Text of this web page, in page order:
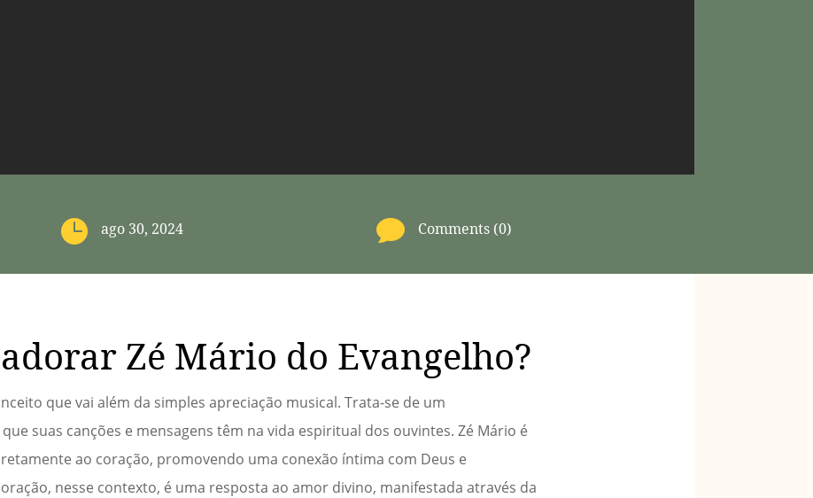
 ago 30, 2024  Comments (0)
Zé Mário do Evangelho?
que vai além da simples apreciação musical. Trata-se de um
suas canções e mensagens têm na vida espiritual dos ouvintes. Zé Mário é
ao coração, promovendo uma conexão íntima com Deus e
nesse contexto, é uma resposta ao amor divino, manifestada através da